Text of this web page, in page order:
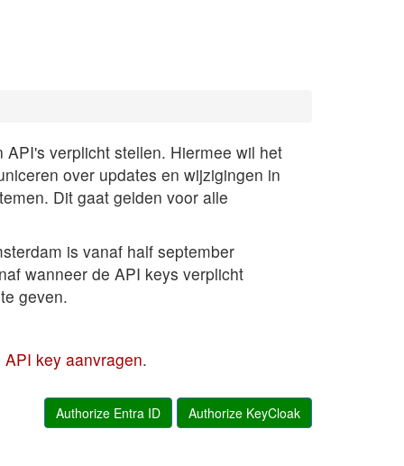
verplicht stellen. Hiermee wil het
over updates en wijzigingen in
Dit gaat gelden voor alle
is vanaf half september
wanneer de API keys verplicht
geven.
key aanvragen.
Authorize KeyCloak
Authorize Entra ID